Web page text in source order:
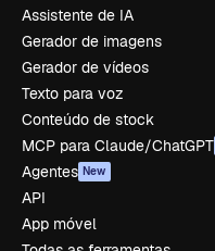
Assistente de IA
Gerador de imagens
Gerador de vídeos
Texto para voz
Conteúdo de stock
MCP para Claude/ChatGPT
Agentes New
API
App móvel